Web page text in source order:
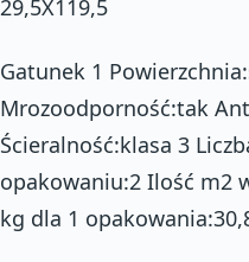
29,5X119,5
Gatunek 1
Mrozoodporność:tak
Ścieralność:klasa 3
opakowaniu:2 Ilość m2
kg dla 1